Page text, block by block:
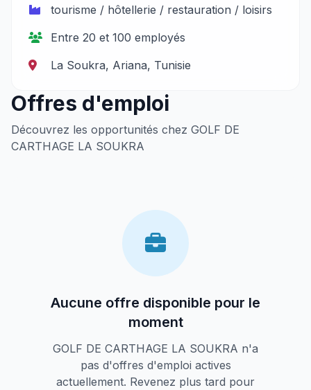
tourisme / hôtellerie / restauration / loisirs
Entre 20 et 100 employés
La Soukra, Ariana, Tunisie
Offres d'emploi
Découvrez les opportunités chez GOLF DE
CARTHAGE LA SOUKRA
Aucune offre disponible pour le
moment
GOLF DE CARTHAGE LA SOUKRA n'a
pas d'offres d'emploi actives
actuellement. Revenez plus tard pour